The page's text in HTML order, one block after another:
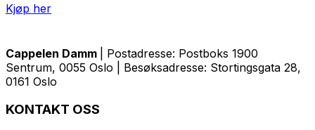
Kjøp her
Cappelen Damm
| Postadresse: Postboks 1900
Sentrum, 0055 Oslo | Besøksadresse: Stortingsgata 28,
0161 Oslo
KONTAKT OSS